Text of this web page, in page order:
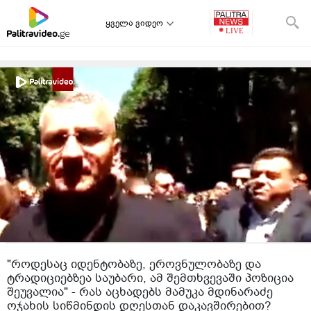
ყველა ვიდეო
"როდესაც იდენტობაზე, ეროვნულობაზე და
ტრადიციებზეა საუბარი, ამ შემთხვევაში პოზიცია
შეუვალია" - რას აცხადებს მამუკა მდინარაძე
ოჯახის სიწმინდის დღესთან დაკავშირებით?